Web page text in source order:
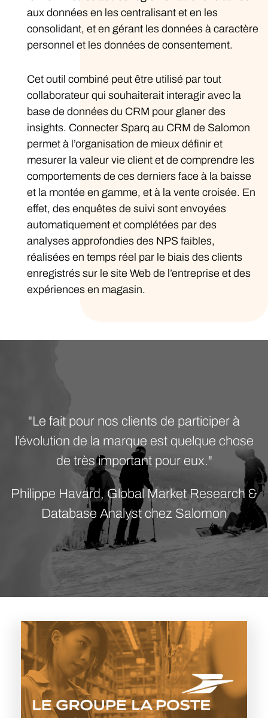
aux données en les centralisant et en les
consolidant, et en gérant les données à caractère
personnel et les données de consentement.
Cet outil combiné peut être utilisé par tout
collaborateur qui souhaiterait interagir avec la
base de données du CRM pour glaner des
insights. Connecter Sparq au CRM de Salomon
permet à l’organisation de mieux définir et
mesurer la valeur vie client et de comprendre les
comportements de ces derniers face à la baisse
et la montée en gamme, et à la vente croisée. En
effet, des enquêtes de suivi sont envoyées
automatiquement et complétées par des
analyses approfondies des NPS faibles,
réalisées en temps réel par le biais des clients
enregistrés sur le site Web de l’entreprise et des
expériences en magasin.
"Le fait pour nos clients de participer à
l’évolution de la marque est quelque chose
de très important pour eux."
Philippe Havard, Global Market Research &
Database Analyst chez Salomon